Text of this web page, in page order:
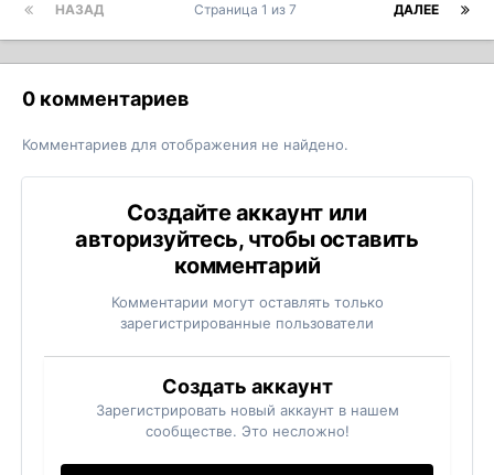
НАЗАД ДАЛЕЕ
Страница 1 из 7
0 комментариев
Комментариев для отображения не найдено.
Создайте аккаунт или
авторизуйтесь, чтобы оставить
комментарий
Комментарии могут оставлять только
зарегистрированные пользователи
Создать аккаунт
Зарегистрировать новый аккаунт в нашем
сообществе. Это несложно!